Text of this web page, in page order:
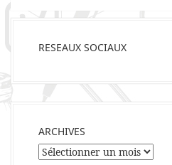
RESEAUX SOCIAUX
ARCHIVES
Archives